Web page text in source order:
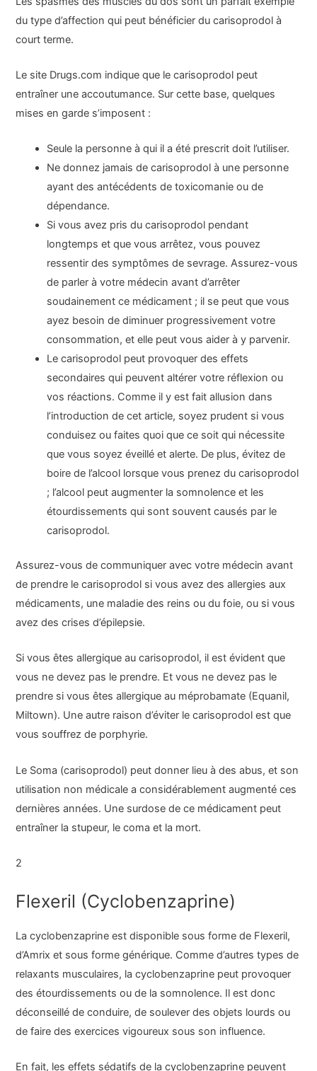
du type d’affection qui peut bénéficier du carisoprodol à
court terme.
Le site Drugs.com indique que le carisoprodol peut
entraîner une accoutumance. Sur cette base, quelques
mises en garde s’imposent :
Seule la personne à qui il a été prescrit doit l’utiliser.
Ne donnez jamais de carisoprodol à une personne
ayant des antécédents de toxicomanie ou de
dépendance.
Si vous avez pris du carisoprodol pendant
longtemps et que vous arrêtez, vous pouvez
ressentir des symptômes de sevrage. Assurez-vous
de parler à votre médecin avant d’arrêter
soudainement ce médicament ; il se peut que vous
ayez besoin de diminuer progressivement votre
consommation, et elle peut vous aider à y parvenir.
Le carisoprodol peut provoquer des effets
secondaires qui peuvent altérer votre réflexion ou
vos réactions. Comme il y est fait allusion dans
l’introduction de cet article, soyez prudent si vous
conduisez ou faites quoi que ce soit qui nécessite
que vous soyez éveillé et alerte. De plus, évitez de
boire de l’alcool lorsque vous prenez du carisoprodol
; l’alcool peut augmenter la somnolence et les
étourdissements qui sont souvent causés par le
carisoprodol.
Assurez-vous de communiquer avec votre médecin avant
de prendre le carisoprodol si vous avez des allergies aux
médicaments, une maladie des reins ou du foie, ou si vous
avez des crises d’épilepsie.
Si vous êtes allergique au carisoprodol, il est évident que
vous ne devez pas le prendre. Et vous ne devez pas le
prendre si vous êtes allergique au méprobamate (Equanil,
Miltown). Une autre raison d’éviter le carisoprodol est que
vous souffrez de porphyrie.
Le Soma (carisoprodol) peut donner lieu à des abus, et son
utilisation non médicale a considérablement augmenté ces
dernières années. Une surdose de ce médicament peut
entraîner la stupeur, le coma et la mort.
2
Flexeril (Cyclobenzaprine)
La cyclobenzaprine est disponible sous forme de Flexeril,
d’Amrix et sous forme générique. Comme d’autres types de
relaxants musculaires, la cyclobenzaprine peut provoquer
des étourdissements ou de la somnolence. Il est donc
déconseillé de conduire, de soulever des objets lourds ou
de faire des exercices vigoureux sous son influence.
En fait, les effets sédatifs de la cyclobenzaprine peuvent